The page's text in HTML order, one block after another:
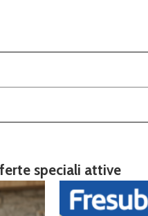
speciali attive